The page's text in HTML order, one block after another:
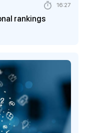
rankings
16:27